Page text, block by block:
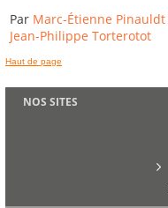
Par Marc-Étienne Pinauldt
Jean-Philippe Torterotot
Haut de page
NOS SITES